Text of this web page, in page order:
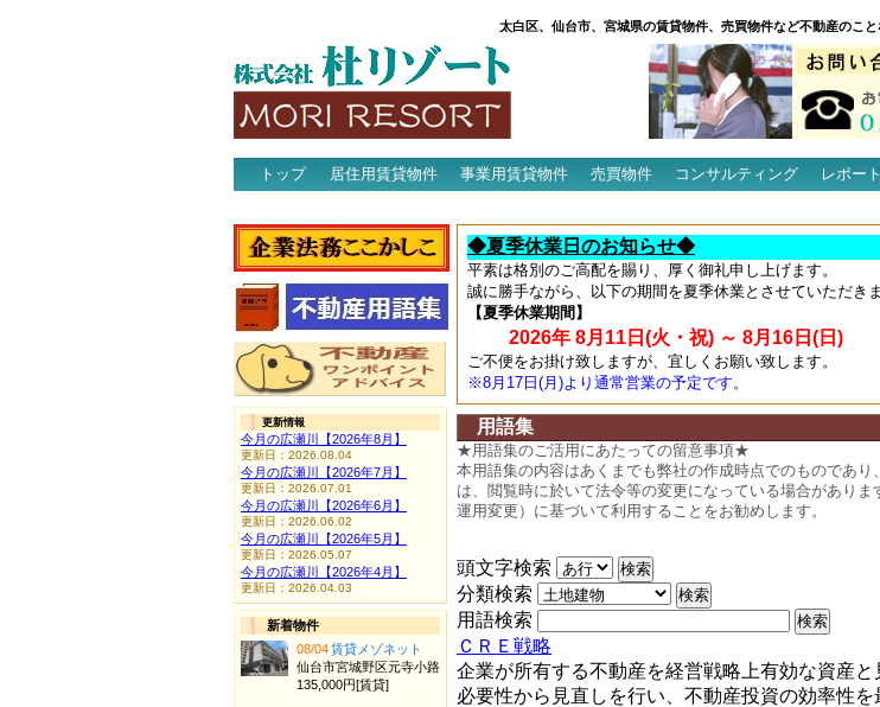
太白区、仙台市、宮城県の賃貸物件、売買物件など不動産のこ
トップ 居住用賃貸物件 事業用賃貸物件 売買物件 コンサルティング レポート
◆夏季休業日のお知らせ◆
平素は格別のご高配を賜り、厚く御礼申し上げます。
誠に勝手ながら、以下の期間を夏季休業とさせていただきま
【夏季休業期間】
2026年 8月11日(火・祝) ～ 8月16日(日)
ご不便をお掛け致しますが、宜しくお願い致します。
※8月17日(月)より通常営業の予定です。
用語集
★用語集のご活用にあたっての留意事項★
本用語集の内容はあくまでも弊社の作成時点でのものであ
は、閲覧時に於いて法令等の変更になっている場合がありま
運用変更）に基づいて利用することをお勧めします。
頭文字検索
分類検索
用語検索
ＣＲＥ戦略
企業が所有する不動産を経営戦略上有効な資産
必要性から見直しを行い、不動産投資の効率性
更新情報
今月の広瀬川【2026年8月】
更新日：2026.08.04
今月の広瀬川【2026年7月】
更新日：2026.07.01
今月の広瀬川【2026年6月】
更新日：2026.06.02
今月の広瀬川【2026年5月】
更新日：2026.05.07
今月の広瀬川【2026年4月】
更新日：2026.04.03
新着物件
08/04賃貸メゾネット
仙台市宮城野区元寺小路
135,000円[賃貸]